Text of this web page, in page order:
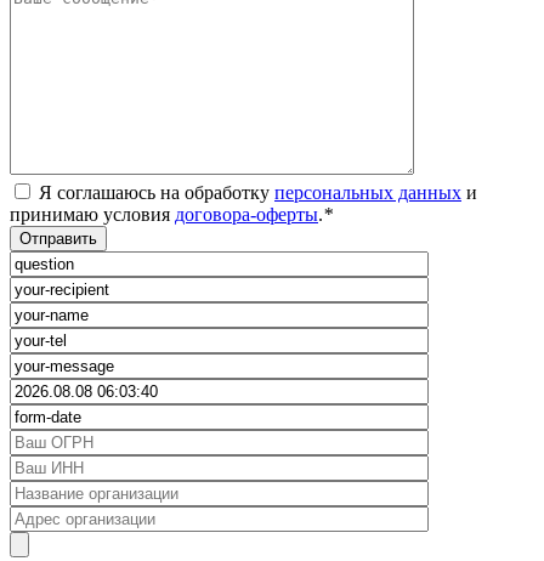
Я соглашаюсь на обработку персональных данных и
принимаю условия договора-оферты.*